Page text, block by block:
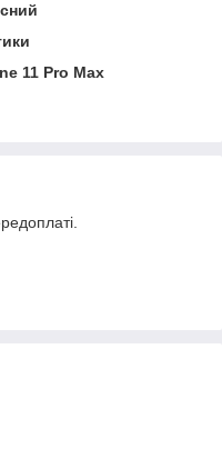
11 Pro Max